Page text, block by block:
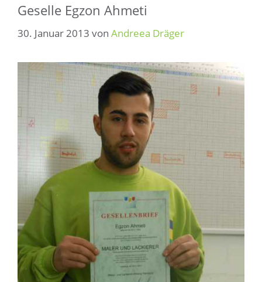
Geselle Egzon Ahmeti
30. Januar 2013 von Andreea Dräger